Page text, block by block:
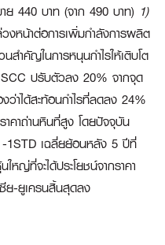
าย 440 บาท (จาก 490 บาท) 1)
งหน้าต่อการเพิ่มกำลังการผลิต
ำคัญในการหนุนกำไรให้เติบโต
ปรับตัวลง 20% จากจุด
าได้สะท้อนกำไรที่ลดลง 24%
าคาถ่านหินที่สูง โดยปัจจุบัน
1STD เฉลี่ยย้อนหลัง 5 ปีที่
หญ่ที่จะได้ประโยชน์จากราคา
ย-ยูเครนสิ้นสุดลง